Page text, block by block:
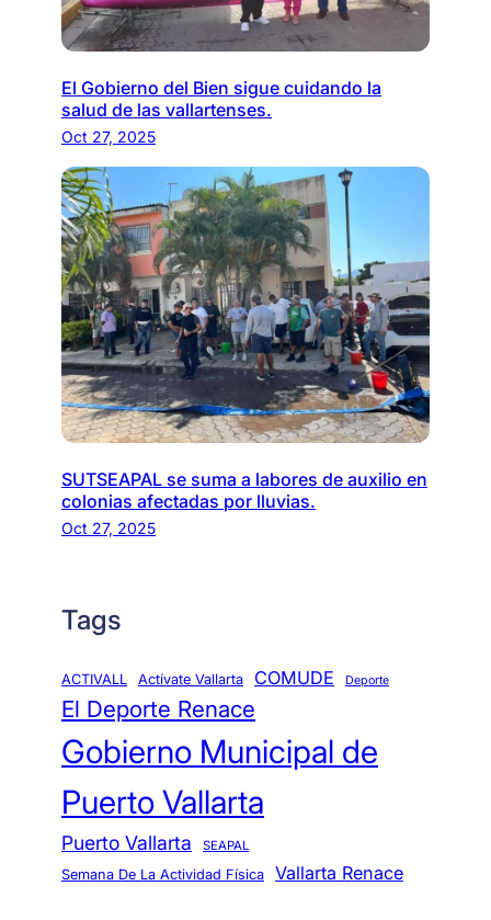
El Gobierno del Bien sigue cuidando la
salud de las vallartenses.
Oct 27, 2025
SUTSEAPAL se suma a labores de auxilio en
colonias afectadas por lluvias.
Oct 27, 2025
Tags
ACTIVALL Actívate Vallarta COMUDE Deporte
El Deporte Renace
Gobierno Municipal de
Puerto Vallarta
Puerto Vallarta SEAPAL
Semana De La Actividad Física Vallarta Renace